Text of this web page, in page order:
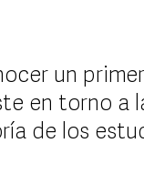
un
en torno a
de los